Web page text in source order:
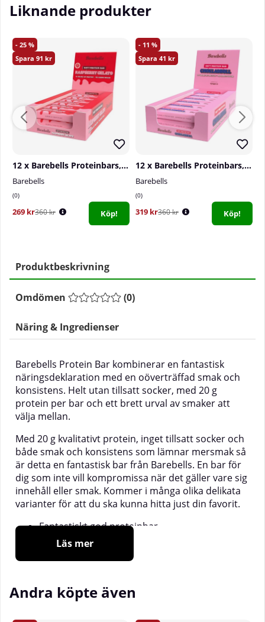
Liknande produkter
25
91
12 x Barebells Proteinbars, 55 g (Raspberry Gelato)
Barebells
0
269 kr360 kr Köp!
11
41
12 x Barebells Proteinbars, 55 g (Chokladboll)
Barebells
0
319 kr360 kr Köp!
Produktbeskrivning
Omdömen (0)
Näring & Ingredienser
Barebells Protein Bar kombinerar en fantastisk
näringsdeklaration med en oöverträffad smak och
konsistens. Helt utan tillsatt socker, med 20 g
protein per bar och ett brett urval av smaker att
välja mellan.
Med 20 g kvalitativt protein, inget tillsatt socker och
både smak och konsistens som lämnar mersmak så
är detta en fantastisk bar från Barebells. En bar för
dig som inte vill kompromissa när det gäller vare sig
innehåll eller smak. Kommer i många olika delikata
varianter för att du ska kunna hitta just din favorit.
Fantastiskt god proteinbar
Underbar mjuk konsistens
Inget tillsatt socker
Protein Bar från Barebells är, utan krusiduller, en
Läs mer
Andra köpte även